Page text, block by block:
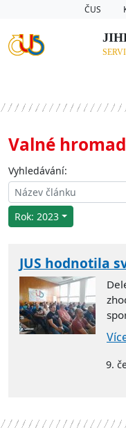
ČUS
Valné
Vyhledávání:
Rok: 2023
JUS hodnotila
9.